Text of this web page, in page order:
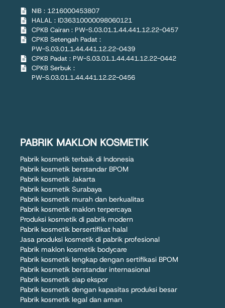
NIB : 1216000453807
HALAL : ID36310000098060121
CPKB Cairan : PW-S.03.01.1.44.441.12.22-0457
CPKB Setengah Padat :
PW-S.03.01.1.44.441.12.22-0439
CPKB Padat : PW-S.03.01.1.44.441.12.22-0442
CPKB Serbuk :
PW-S.03.01.1.44.441.12.22-0456
PABRIK MAKLON KOSMETIK
Pabrik kosmetik terbaik di Indonesia
Pabrik kosmetik berstandar BPOM
Pabrik kosmetik Jakarta
Pabrik kosmetik Surabaya
Pabrik kosmetik murah dan berkualitas
Pabrik kosmetik maklon terpercaya
Produksi kosmetik di pabrik modern
Pabrik kosmetik bersertifikat halal
Jasa produksi kosmetik di pabrik profesional
Pabrik maklon kosmetik bodycare
Pabrik kosmetik lengkap dengan sertifikasi BPOM
Pabrik kosmetik berstandar internasional
Pabrik kosmetik siap ekspor
Pabrik kosmetik dengan kapasitas produksi besar
Pabrik kosmetik legal dan aman